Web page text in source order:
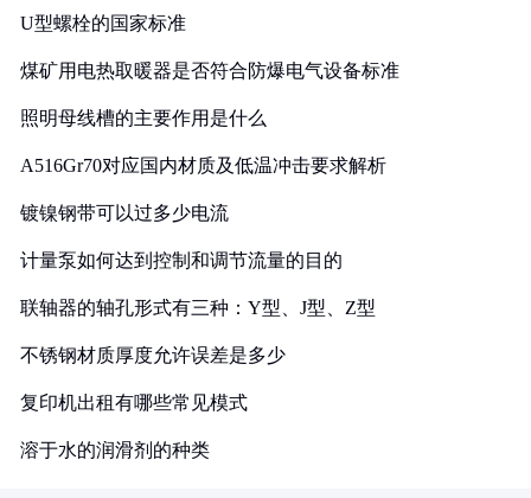
U型螺栓的国家标准
煤矿用电热取暖器是否符合防爆电气设备标准
照明母线槽的主要作用是什么
A516Gr70对应国内材质及低温冲击要求解析
镀镍钢带可以过多少电流
计量泵如何达到控制和调节流量的目的
联轴器的轴孔形式有三种：Y型、J型、Z型
不锈钢材质厚度允许误差是多少
复印机出租有哪些常见模式
溶于水的润滑剂的种类